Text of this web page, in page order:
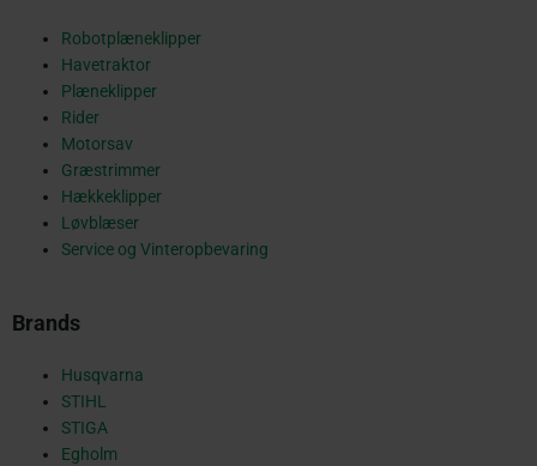
k
Robotplæneklipper
Havetraktor
Plæneklipper
Rider
Motorsav
Græstrimmer
Hækkeklipper
Løvblæser
Service og Vinteropbevaring
Brands
Husqvarna
STIHL
STIGA
Egholm